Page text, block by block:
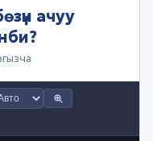
ачуу